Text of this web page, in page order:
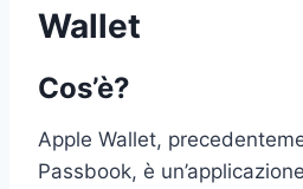
Wallet
Cos’è?
Apple Wallet,
Passbook, è